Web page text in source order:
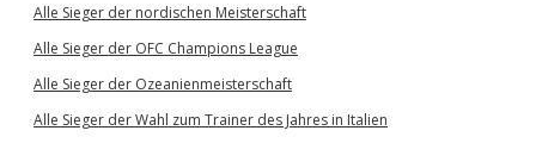
Alle Sieger der nordischen Meisterschaft
Alle Sieger der OFC Champions League
Alle Sieger der Ozeanienmeisterschaft
Alle Sieger der Wahl zum Trainer des Jahres in Italien